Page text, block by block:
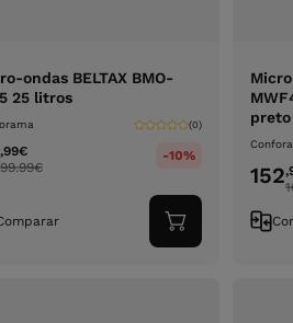
ondas BELTAX BMO-
25 litros
(0)
,99€
99.99€
-10%
Adicionar
ao
preto
152